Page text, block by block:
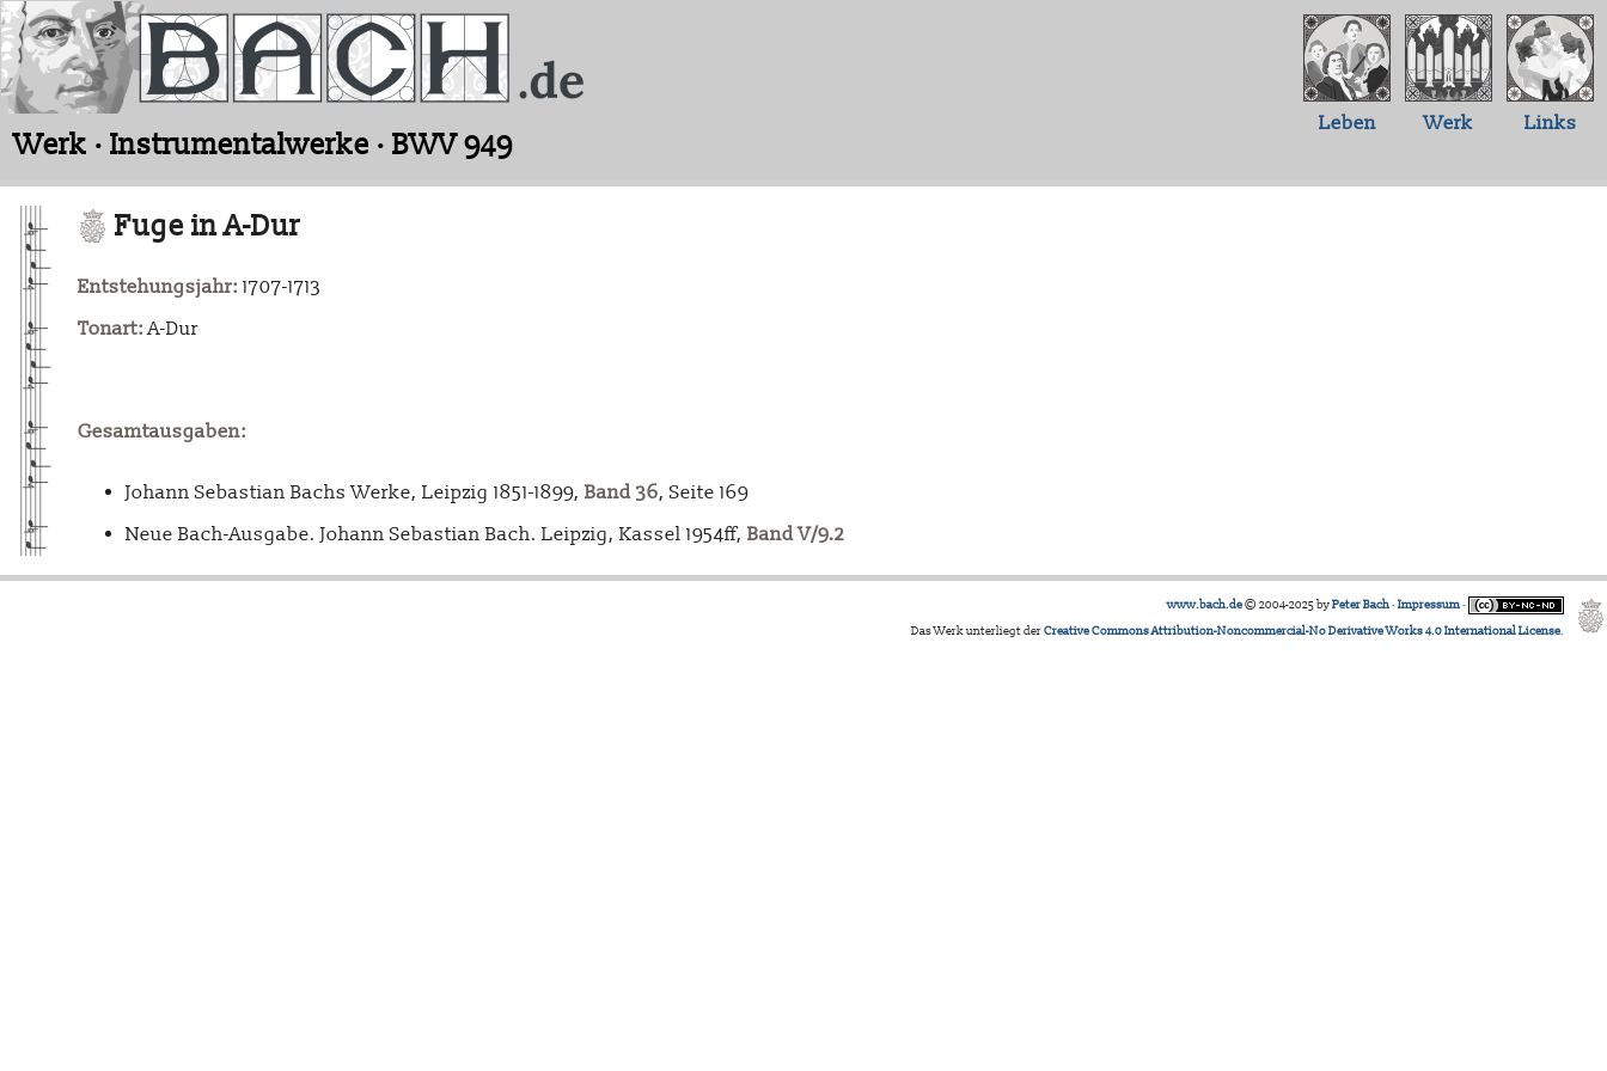
Werk · Instrumentalwerke · BWV 949
Leben Werk Links
Fuge in A-Dur
Entstehungsjahr: 1707-1713
Tonart:A-Dur
Gesamtausgaben:
Johann Sebastian Bachs Werke, Leipzig 1851-1899, Band 36, Seite 169
Neue Bach-Ausgabe. Johann Sebastian Bach. Leipzig, Kassel 1954ff, Band V/9.2
www.bach.de© 2004-2025 byPeter Bach· Impressum·
Das Werk unterliegt derCreative Commons Attribution-Noncommercial-No Derivative Works 4.0 International License.